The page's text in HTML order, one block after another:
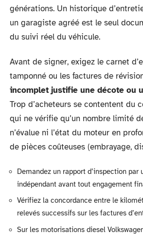
générations. Un historique
un garagiste agréé est le seul
du suivi réel du véhicule.
Avant de signer, exigez le carnet
tamponné ou les factures de
incomplet justifie une décote ou
Trop d’acheteurs se contentent du
qui ne vérifie qu’un nombre limité
n’évalue ni l’état du moteur en
de pièces coûteuses (embrayage,
Demandez un rapport d’inspection par
indépendant avant tout engagement
Vérifiez la concordance entre le
relevés successifs sur les factures
Sur les motorisations diesel